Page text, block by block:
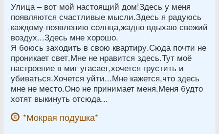
Улица – вот мой настоящий дом!Здесь у меня
появляются счастливые мысли.Здесь я радуюсь
каждому появлению солнца,жадно вдыхаю свежий
воздух...Здесь мне хорошо.
Я боюсь заходить в свою квартиру.Сюда почти не
проникает свет.Мне не нравится здесь.Тут моё
настроение в миг угасает,хочется грустить и
убиваться.Хочется уйти...Мне кажется,что здесь
мне не место.Оно не принимает меня.Меня будто
хотят выкинуть отсюда...
*Мокрая подушка*